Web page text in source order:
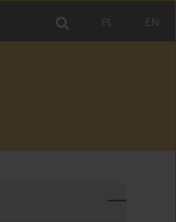
EN
PL